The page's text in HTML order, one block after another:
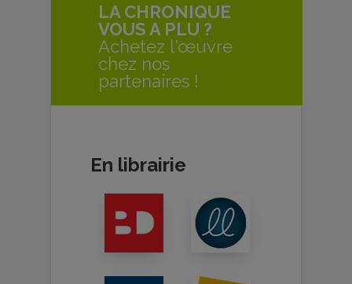
LA CHRONIQUE
VOUS A PLU ?
Achetez l'œuvre
chez nos
partenaires !
En librairie